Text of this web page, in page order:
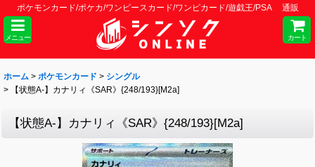
ポケモンカード/ポケカ/ワンピースカード/ワンピカード/遊戯王/PSA 通販
メニュー カート
ホーム > ポケモンカード > シングル
>
【状態A-】カナリィ《SAR》{248/193}[M2a]
【状態A-】カナリィ《SAR》{248/193}[M2a]